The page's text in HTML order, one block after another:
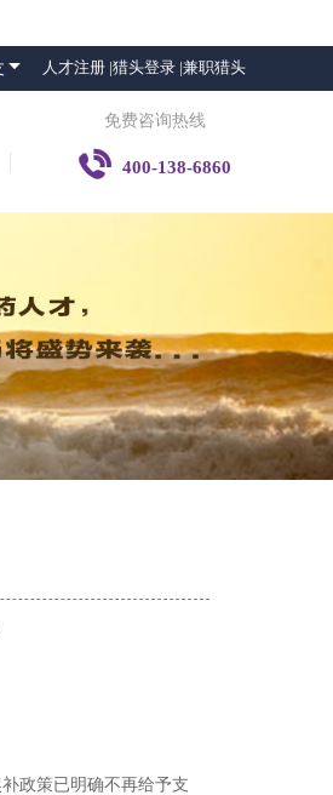
 人才注册 |猎头登录 |兼职猎头
免费咨询热线
 400-138-6860
政策已明确不再给予支